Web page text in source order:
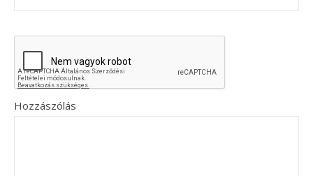
Hozzászólás